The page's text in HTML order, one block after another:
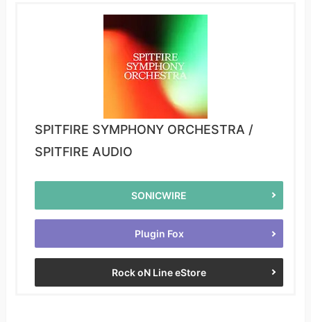
SPITFIRE SYMPHONY ORCHESTRA /
SPITFIRE AUDIO
SONICWIRE
Plugin Fox
Rock oN Line eStore